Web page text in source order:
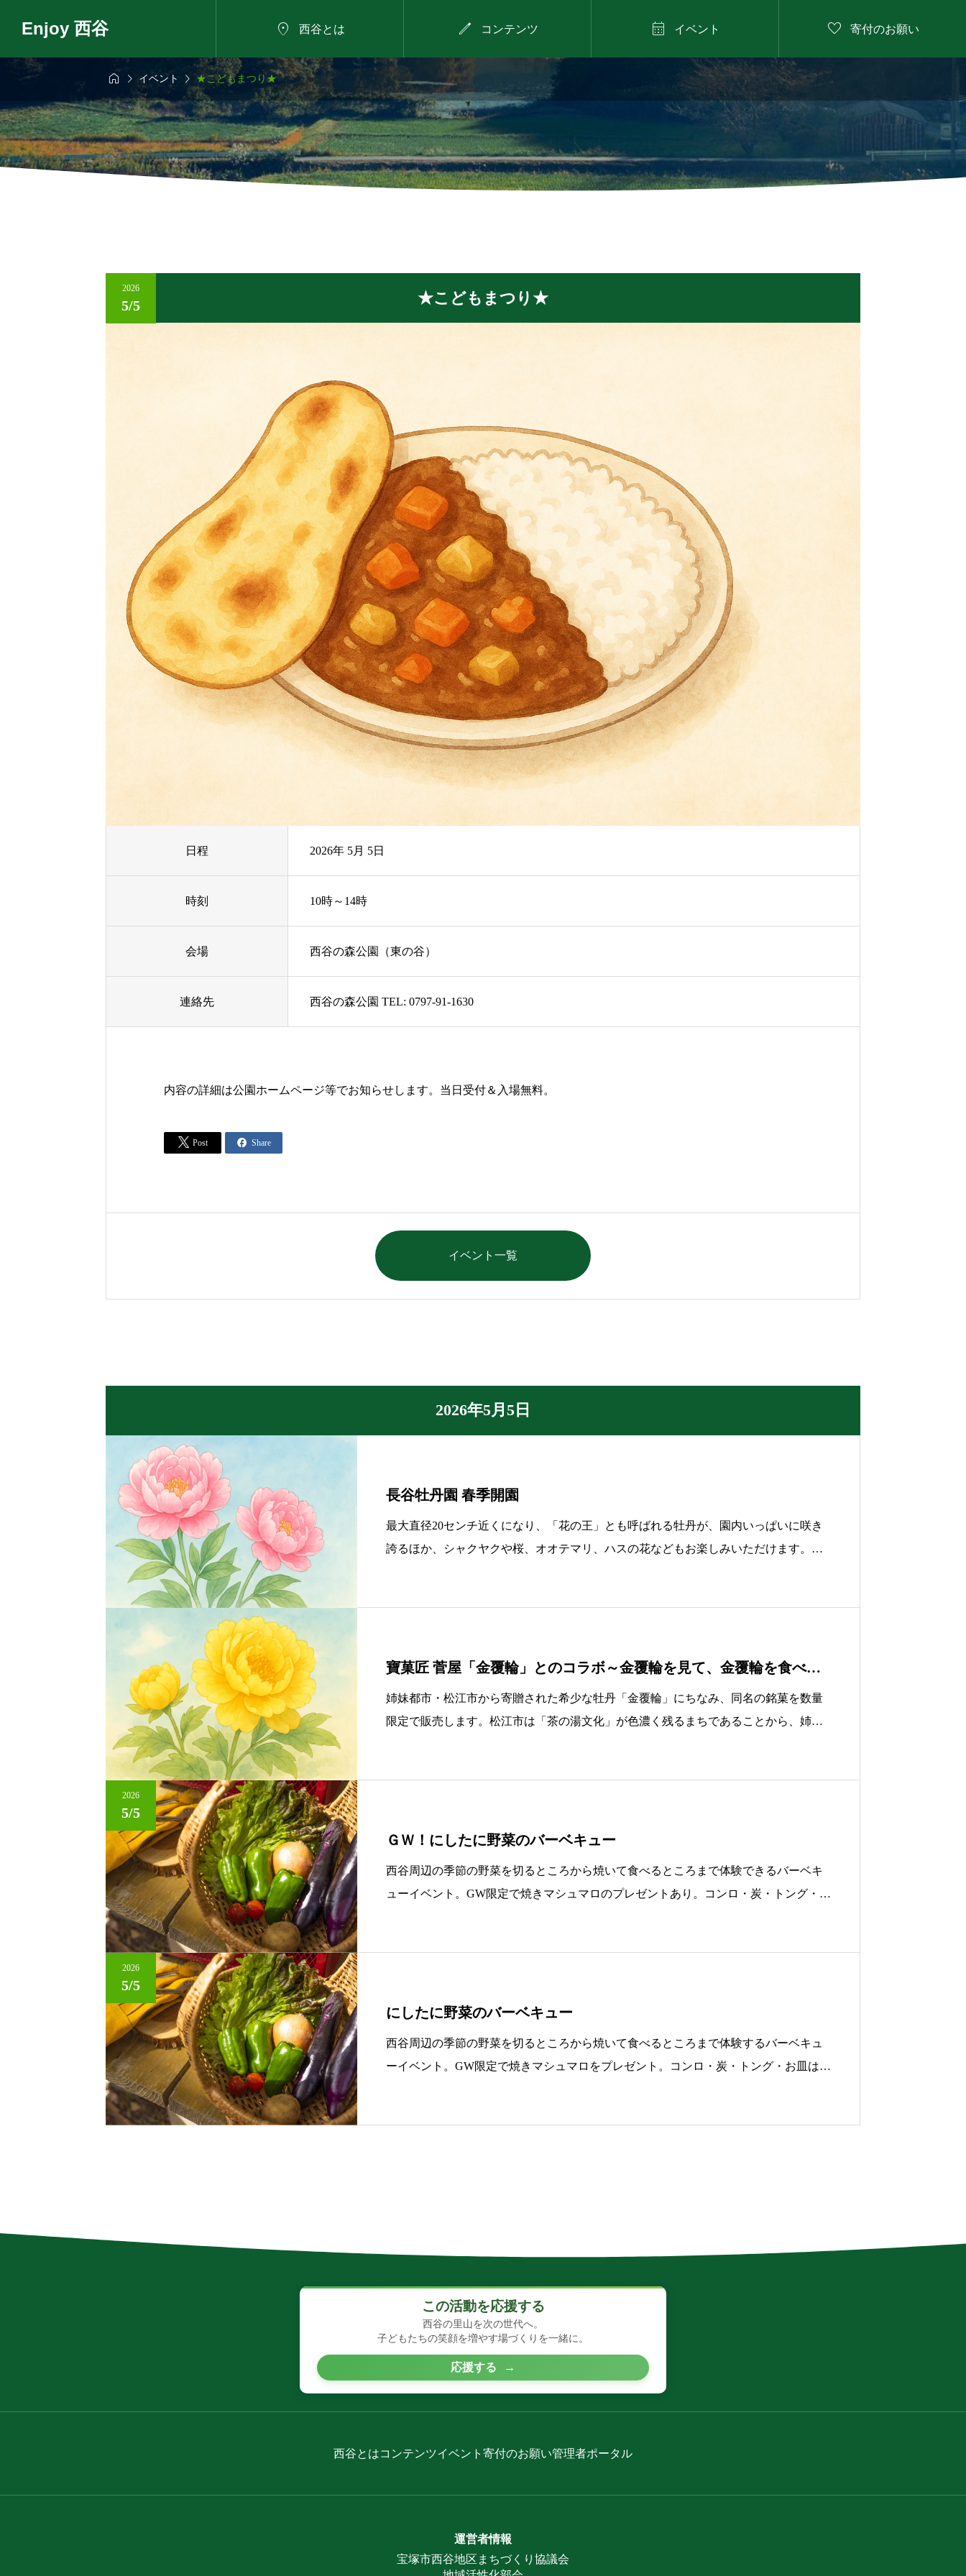
Enjoy 西谷  西谷とは  コンテンツ  イベント  寄付のお願い
話せるにした
ば
2026年8月8日
夏の植物観察会
2026年8月9日
デイキャンプ
2026年8月9日
にしたに野菜のバーベ
 
 イベント  ★こどもまつり★
2026
5/5 ★こどもまつり★
日程 2026年 5月 5日
時刻 10時～14時
会場 西谷の森公園（東の谷）
連絡先 西谷の森公園 TEL: 0797-91-1630
内容の詳細は公園ホームページ等でお知らせします。当日受付＆入場無料。
 Post  Share
イベント一覧
2026年5月5日
長谷牡丹園 春季開園
最大直径20センチ近くになり、「花の王」とも呼ばれる牡丹が、園内いっぱいに咲き
誇るほか、シャクヤクや桜、オオテマリ、ハスの花などもお楽しみいただけます。開
寶菓匠 菅屋「金覆輪」とのコラボ～金覆輪を見て、金覆輪を食べよ
う～
姉妹都市・松江市から寄贈された希少な牡丹「金覆輪」にちなみ、同名の銘菓を数量
限定で販売します。松江市は「茶の湯文化」が色濃く残るまちであることから、姉妹
2026
5/5
ＧＷ！にしたに野菜のバーベキュー
西谷周辺の季節の野菜を切るところから焼いて食べるところまで体験できるバーベキ
ューイベント。GW限定で焼きマシュマロのプレゼントあり。コンロ・炭・トング・お
2026
5/5
にしたに野菜のバーベキュー
西谷周辺の季節の野菜を切るところから焼いて食べるところまで体験するバーベキュ
ーイベント。GW限定で焼きマシュマロをプレゼント。コンロ・炭・トング・お皿は用
この活動を応援する
西谷の里山を次の世代へ。
子どもたちの笑顔を増やす場づくりを一緒に。
応援する →
西谷とはコンテンツイベント 寄付のお願い管理者ポータル
運営者情報
宝塚市西谷地区まちづくり協議会